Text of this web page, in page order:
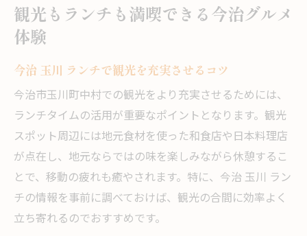
観光もランチも満喫できる今治グルメ
体験
今治 玉川 ランチで観光を充実させるコツ
今治市玉川町中村での観光をより充実させるためには、
ランチタイムの活用が重要なポイントとなります。観光
スポット周辺には地元食材を使った和食店や日本料理店
が点在し、地元ならではの味を楽しみながら休憩するこ
とで、移動の疲れも癒やされます。特に、今治 玉川 ラン
チの情報を事前に調べておけば、観光の合間に効率よく
立ち寄れるのでおすすめです。